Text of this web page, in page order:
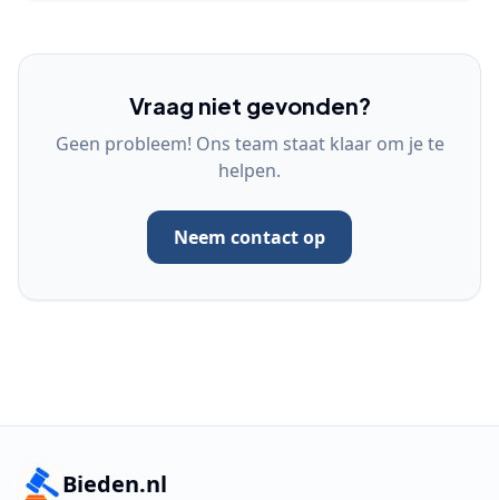
Vraag niet gevonden?
Geen probleem! Ons team staat klaar om je te
helpen.
Neem contact op
Bieden.nl